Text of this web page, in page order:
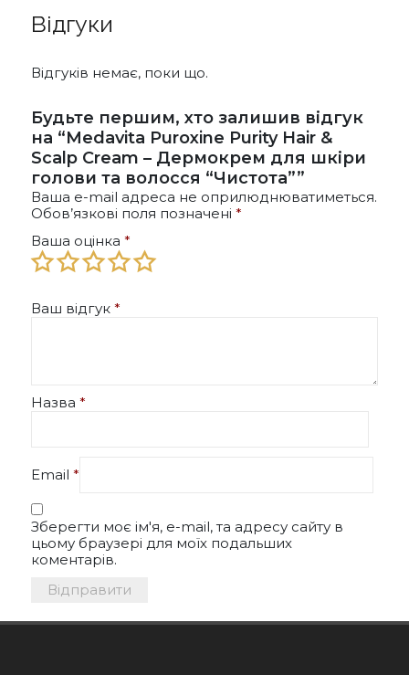
до
1065,00 ₴
на
товару
Відгуки
Відгуків немає, поки що.
Будьте першим, хто залишив відгук
на “Medavita Puroxine Purity Hair &
Scalp Cream – Дермокрем для шкіри
голови та волосся “Чистота””
Ваша e-mail адреса не оприлюднюватиметься.
Обов’язкові поля позначені *
Ваша оцінка *
Ваш відгук *
Назва *
Email *
Зберегти моє ім'я, e-mail, та адресу сайту в
цьому браузері для моїх подальших
коментарів.